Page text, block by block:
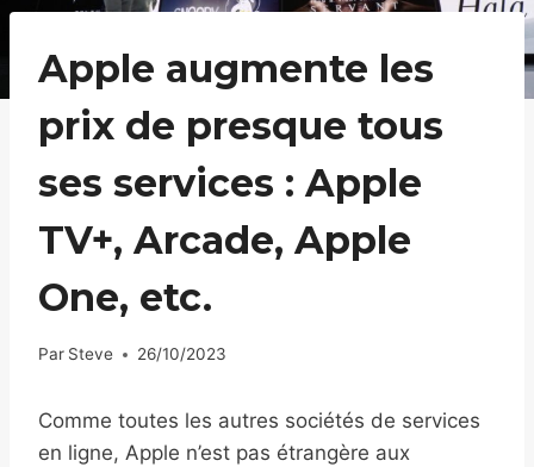
Apple augmente les
prix de presque tous
ses services : Apple
TV+, Arcade, Apple
One, etc.
Par Steve 26/10/2023
Comme toutes les autres sociétés de services
en ligne, Apple n’est pas étrangère aux